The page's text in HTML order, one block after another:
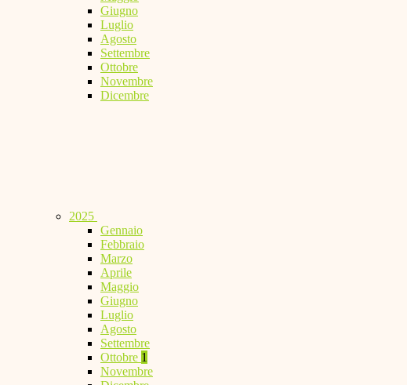
Giugno
Luglio
Agosto
Settembre
Ottobre
Novembre
Dicembre
2025
Gennaio
Febbraio
Marzo
Aprile
Maggio
Giugno
Luglio
Agosto
Settembre
Ottobre 1
Novembre